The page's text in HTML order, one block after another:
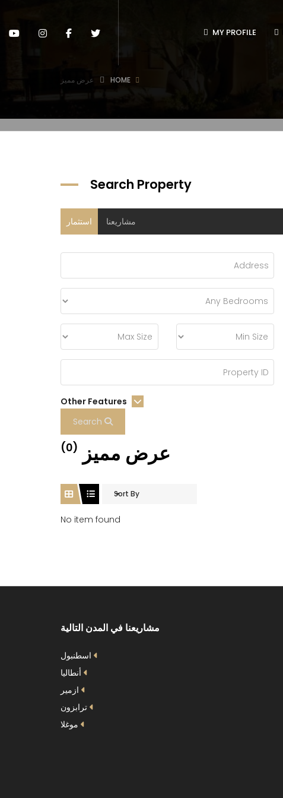
MY PROFILE
HOME عرض مميز
Search Property
مشاريعنا استثمار
عرض مميز (0)
Sort By
No item found
مشاريعنا في المدن التالية
اسطنبول
أنطاليا
ازمير
ترابزون
موغلا